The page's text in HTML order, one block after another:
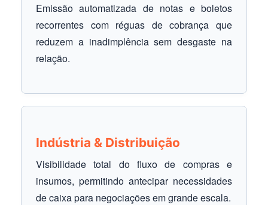
Emissão automatizada de notas e boletos
recorrentes com réguas de cobrança que
reduzem a inadimplência sem desgaste na
relação.
Indústria & Distribuição
Visibilidade total do fluxo de compras e
insumos, permitindo antecipar necessidades
de caixa para negociações em grande escala.